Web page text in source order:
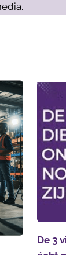
De 3